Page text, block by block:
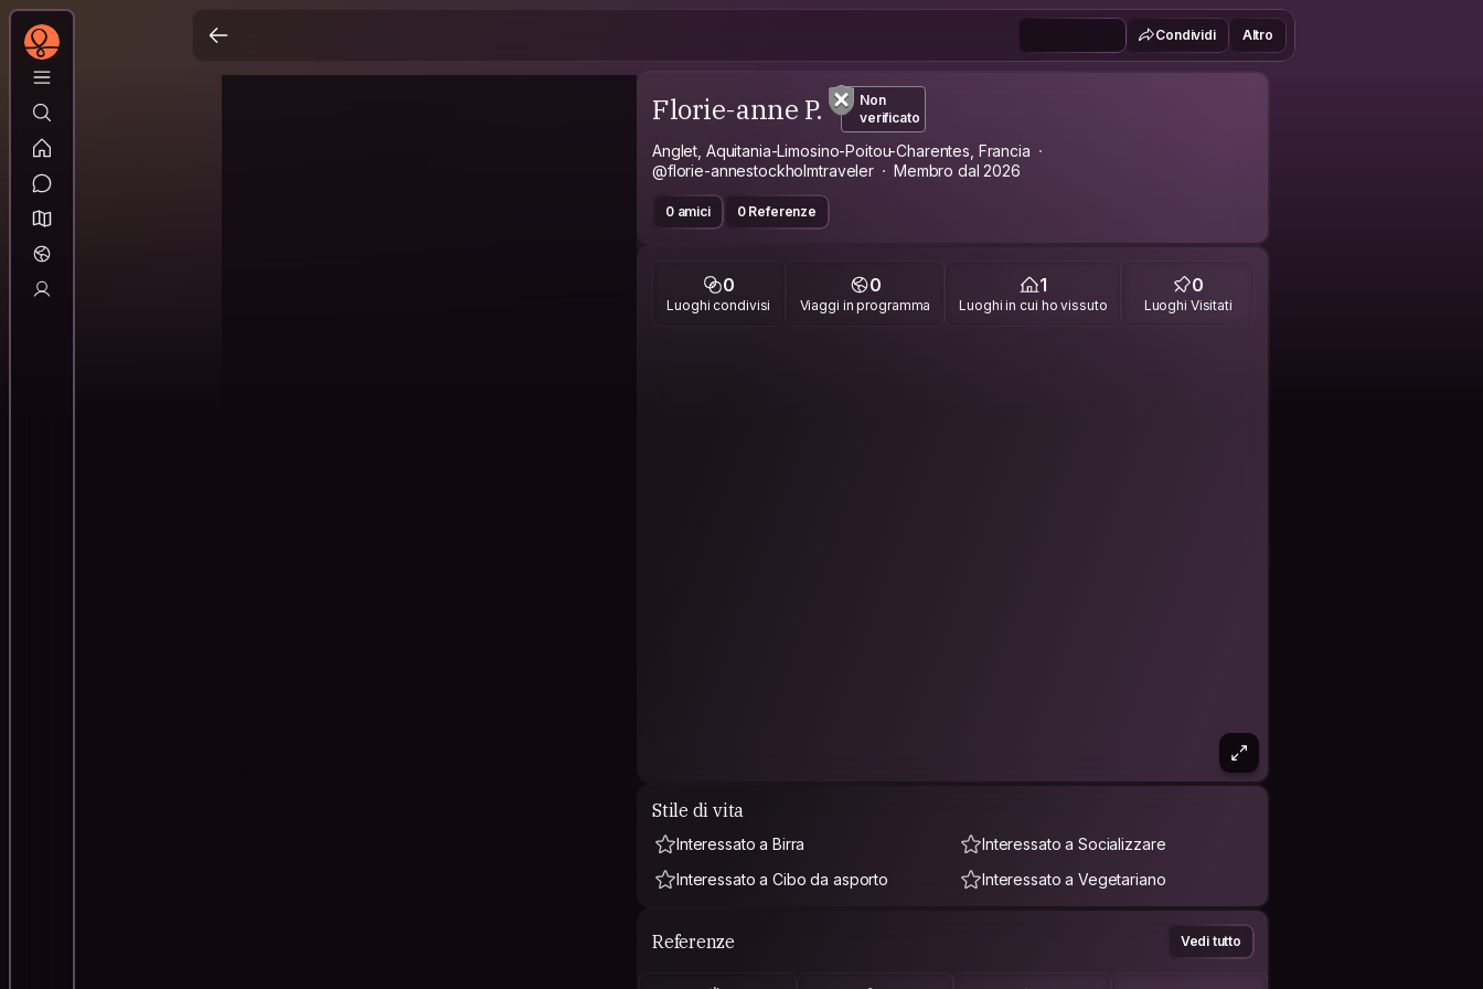
Condividi Altro
Florie-anne P.
Non
verificato
Anglet, Aquitania-Limosino-Poitou-Charentes, Francia
@florie-annestockholmtraveler
Membro dal 2026
0 amici 0 Referenze
0
Luoghi condivisi
0
Viaggi in programma
1
Luoghi in cui ho vissuto
0
Luoghi Visitati
Stile di vita
Interessato a Birra
Interessato a Socializzare
Interessato a Cibo da asporto
Interessato a Vegetariano
Referenze Vedi tutto